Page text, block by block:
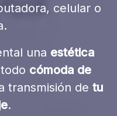
celular o
una estética
cómoda de
transmisión de tu
.